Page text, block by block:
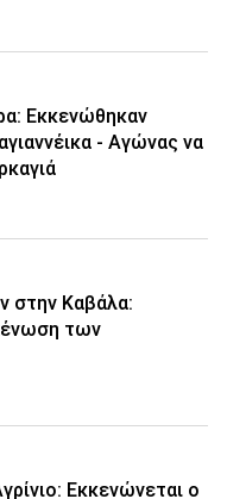
Εκκενώθηκαν
- Αγώνας να
στην Καβάλα:
των
Εκκενώνεται ο